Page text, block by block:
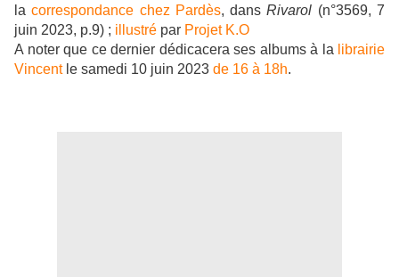
lacorrespondance chez Pardès, dansRivarol (n°3569, 7
juin 2023, p.9) ; illustré par Projet K.O
A noter que ce dernier dédicacera ses albums à la librairie
Vincentle samedi 10 juin 2023 de 16 à 18h.